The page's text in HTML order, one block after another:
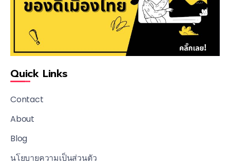
Quick Links
Contact
About
Blog
นโยบายความเป็นส่วนตัว